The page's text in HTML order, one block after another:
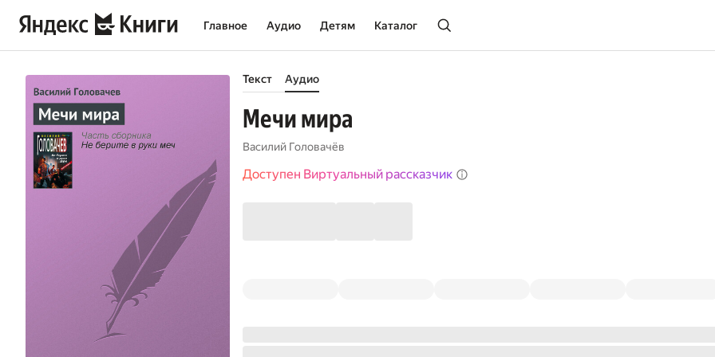
Главное Аудио Детям Каталог
Текст Аудио
Мечи мира
Василий Головачёв
Доступен Виртуальный рассказчик